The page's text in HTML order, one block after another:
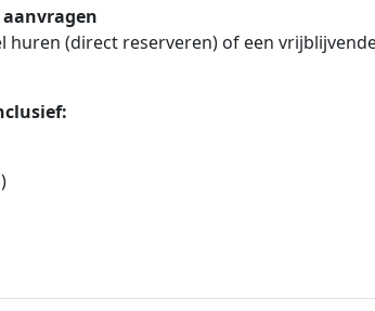
huren (direct reserveren) of een